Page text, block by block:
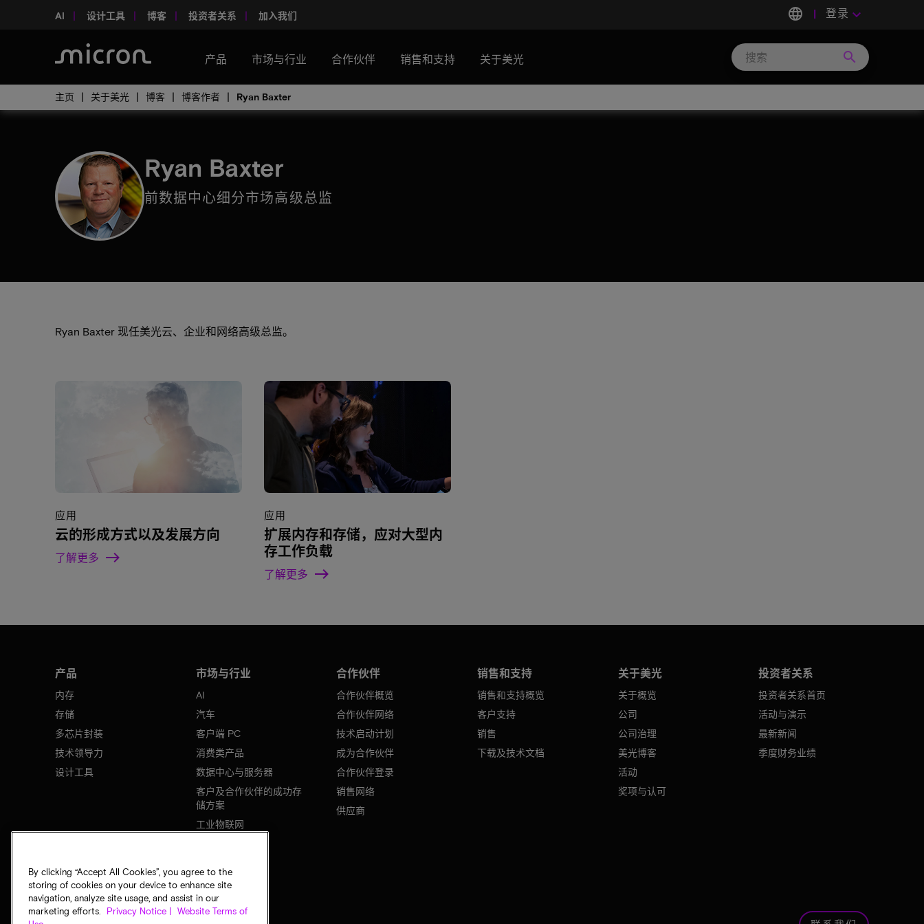
AI 设计工具 博客 投资者关系 加入我们 language 登录 keyboard_arrow_down
产品 市场与行业 合作伙伴 销售和支持 关于美光 search
主页 关于美光 博客 博客作者 Ryan Baxter
Ryan Baxter
前数据中心细分市场高级总监
Ryan Baxter 现任美光云、企业和网络高级总监。
应用
云的形成方式以及发展方向
了解更多
应用
扩展内存和存储，应对大型内
存工作负载
了解更多
产品
内存
存储
多芯片封装
技术领导力
设计工具
市场与行业
AI
汽车
客户端 PC
消费类产品
数据中心与服务器
客户及合作伙伴的成功存
储方案
工业物联网
合作伙伴
合作伙伴概览
合作伙伴网络
技术启动计划
成为合作伙伴
合作伙伴登录
销售网络
供应商
销售和支持
销售和支持概览
客户支持
销售
下载及技术文档
关于美光
关于概览
公司
公司治理
美光博客
活动
奖项与认可
投资者关系
投资者关系首页
活动与演示
最新新闻
季度财务业绩
By clicking “Accept All Cookies”, you agree to the
storing of cookies on your device to enhance site
navigation, analyze site usage, and assist in our
marketing efforts.
Privacy Notice |
Website Terms of